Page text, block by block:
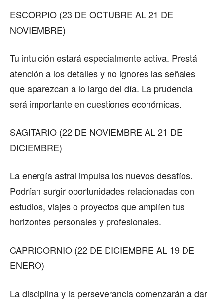
ESCORPIO (23 DE OCTUBRE AL 21 DE
NOVIEMBRE)
Tu intuición estará especialmente activa. Prestá
atención a los detalles y no ignores las señales
que aparezcan a lo largo del día. La prudencia
será importante en cuestiones económicas.
SAGITARIO (22 DE NOVIEMBRE AL 21 DE
DICIEMBRE)
La energía astral impulsa los nuevos desafíos.
Podrían surgir oportunidades relacionadas con
estudios, viajes o proyectos que amplíen tus
horizontes personales y profesionales.
CAPRICORNIO (22 DE DICIEMBRE AL 19 DE
ENERO)
La disciplina y la perseverancia comenzarán a dar